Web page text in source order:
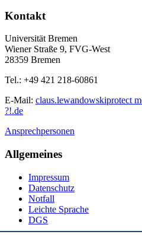
Kontakt
Universität Bremen
Wiener Straße 9, FVG-West
28359 Bremen
Tel.: +49 421 218-60861
E-Mail: claus.lewandowskiprotect
?!.de
Ansprechpersonen
Allgemeines
Impressum
Datenschutz
Notfall
Leichte Sprache
DGS